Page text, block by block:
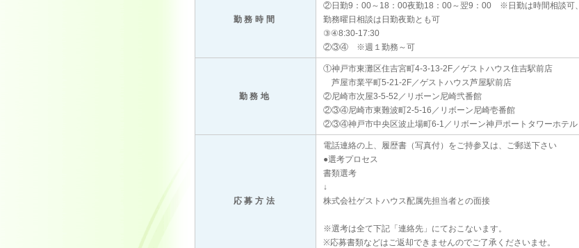
勤務時間
②日勤9：00～18：00夜勤18：00～翌9：00 ※日勤は時間相談可、
勤務曜日相談は日勤夜勤とも可
③④8:30-17:30
②③④ ※週１勤務～可
勤務地
①神戸市東灘区住吉宮町4-3-13-2F／ゲストハウス住吉駅前店
芦屋市業平町5-21-2F／ゲストハウス芦屋駅前店
②尼崎市次屋3-5-52／リボーン尼崎弐番館
②③④尼崎市東難波町2-5-16／リボーン尼崎壱番館
②③④神戸市中央区波止場町6-1／リボーン神戸ポートタワーホテル
応募方法
電話連絡の上、履歴書（写真付）をご持参又は、ご郵送下さい
●選考プロセス
書類選考
↓
株式会社ゲストハウス配属先担当者との面接
※選考は全て下記「連絡先」にておこないます。
※応募書類などはご返却できませんのでご了承くださいませ。